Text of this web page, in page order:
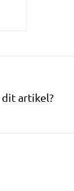
artikel?